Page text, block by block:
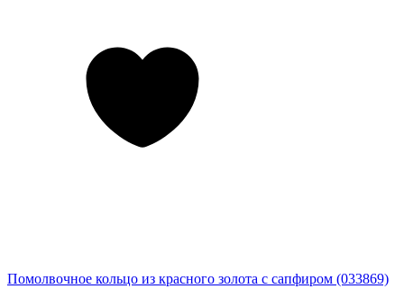
Помолвочное кольцо из красного золота с сапфиром (033869)